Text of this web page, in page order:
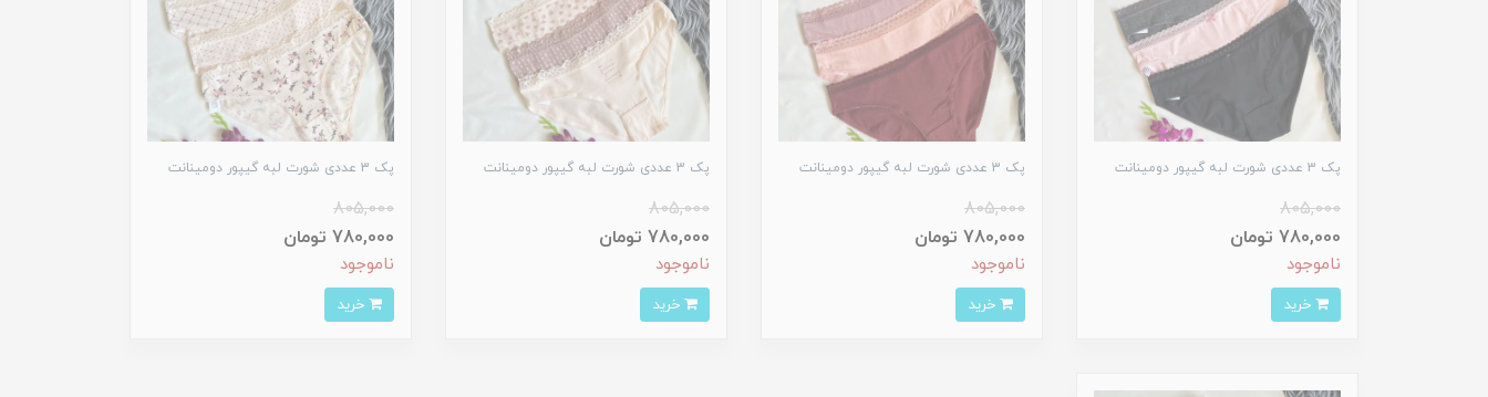
پک 3 عددی شورت لبه گیپور دومینانت
805,000
780,000 تومان
ناموجود
پک 3 عددی شورت لبه گیپور دومینانت
805,000
780,000 تومان
ناموجود
پک 3 عددی شورت لبه گیپور دومینانت
805,000
780,000 تومان
ناموجود
پک 3 عددی شورت لبه گیپور دومینانت
805,000
780,000 تومان
ناموجود